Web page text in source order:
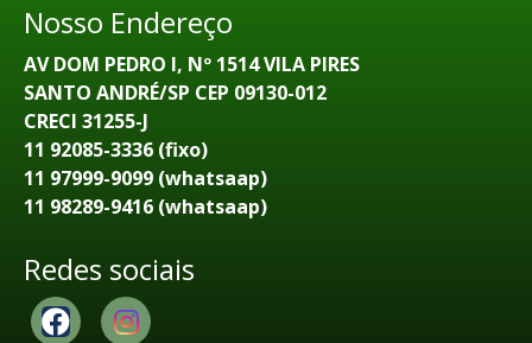
Nosso Endereço
AV DOM PEDRO I, Nº 1514 VILA PIRES
SANTO ANDRÉ/SP CEP 09130-012
CRECI 31255-J
11 92085-3336 (fixo)
11 97999-9099 (whatsaap)
11 98289-9416 (whatsaap)
Redes sociais